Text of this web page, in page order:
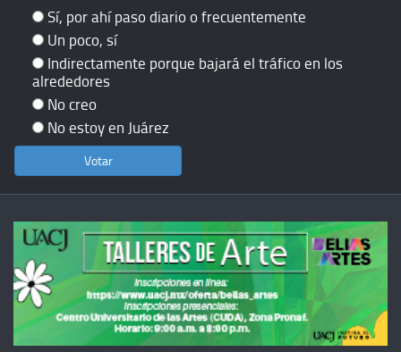
Sí, por ahí paso diario o frecuentemente
Un poco, sí
Indirectamente porque bajará el tráfico en los
alrededores
No creo
No estoy en Juárez